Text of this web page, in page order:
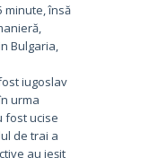
minute, însă
Bulgaria,
iugoslav
urma
fost ucise
de trai a
au ieşit